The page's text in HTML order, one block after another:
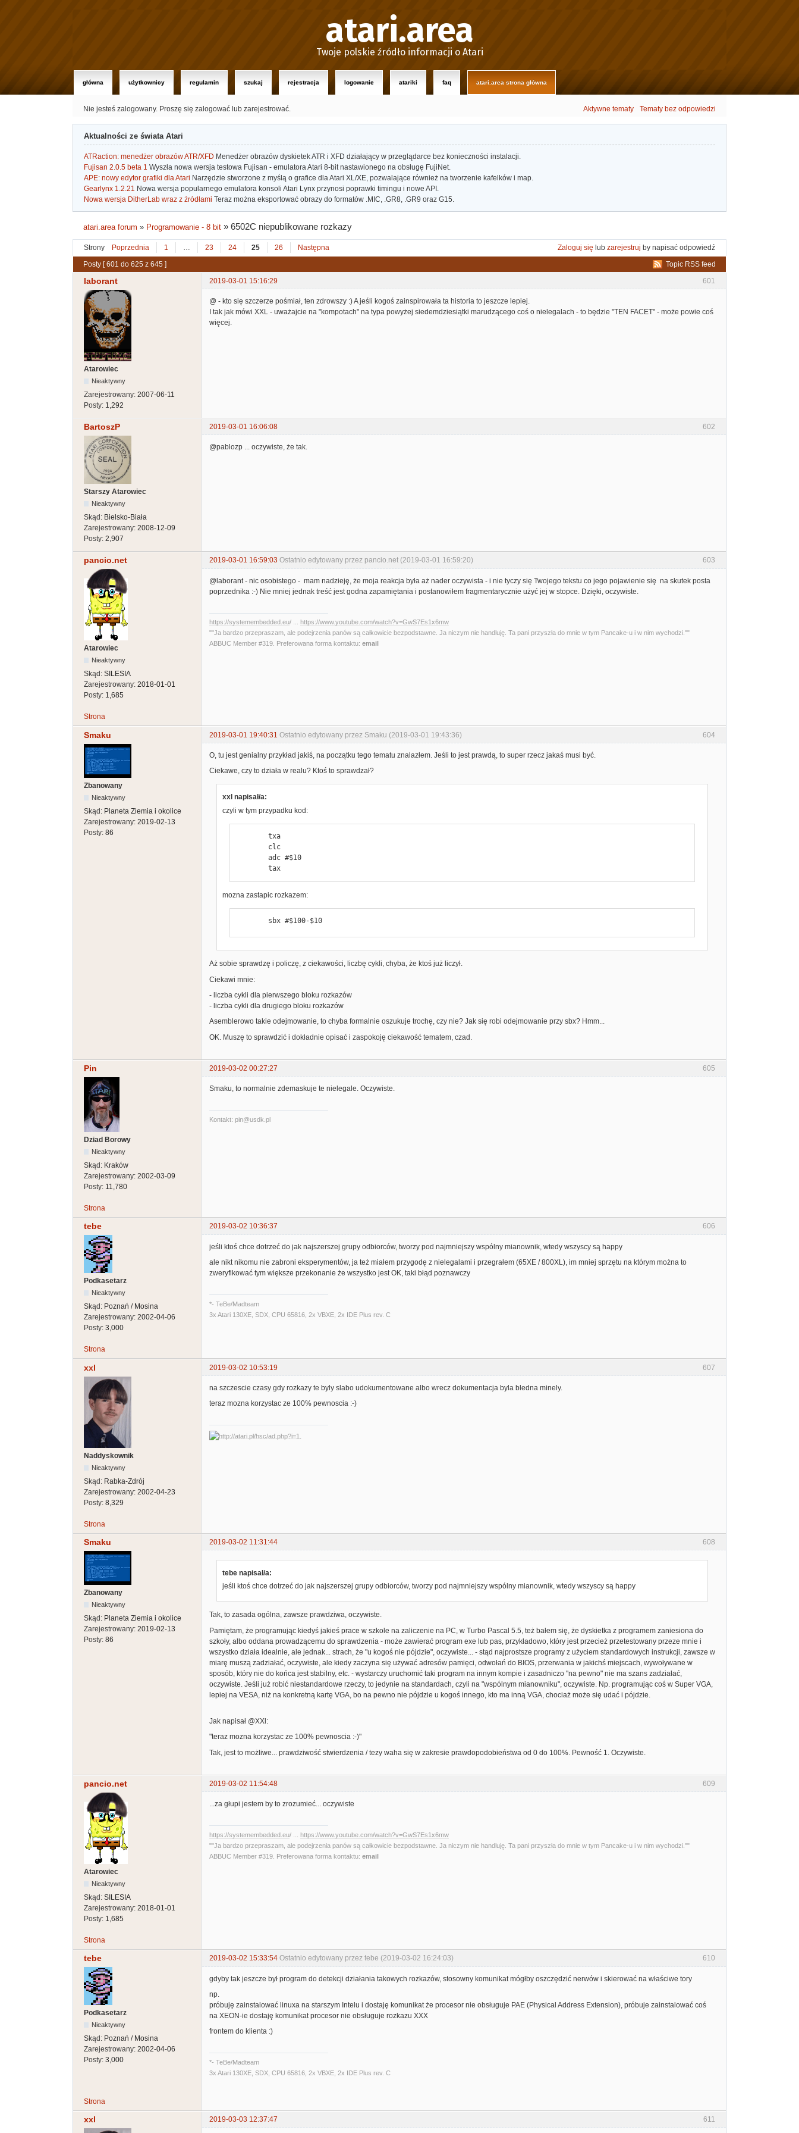
atari.area
Twoje polskie źródło informacji o Atari
główna użytkownicy regulamin szukaj rejestracja logowanie atariki faq atari.area strona główna
Nie jesteś zalogowany. Proszę się zalogować lub zarejestrować. Aktywne tematy Tematy bez odpowiedzi
Aktualności ze świata Atari
ATRaction: menedżer obrazów ATR/XFD Menedżer obrazów dyskietek ATR i XFD działający w przeglądarce bez konieczności instalacji.
Fujisan 2.0.5 beta 1 Wyszła nowa wersja testowa Fujisan - emulatora Atari 8-bit nastawionego na obsługę FujiNet.
APE: nowy edytor grafiki dla Atari Narzędzie stworzone z myślą o grafice dla Atari XL/XE, pozwalające również na tworzenie kafelków i map.
Gearlynx 1.2.21 Nowa wersja popularnego emulatora konsoli Atari Lynx przynosi poprawki timingu i nowe API.
Nowa wersja DitherLab wraz z źródłami Teraz można eksportować obrazy do formatów .MIC, .GR8, .GR9 oraz G15.
atari.area forum » Programowanie - 8 bit »6502C niepublikowane rozkazy
Strony Poprzednia 1 … 23 24 25 26 Następna Zaloguj się lub zarejestruj by napisać odpowiedź
Topic RSS feed
Posty [ 601 do 625 z 645 ]
601
laborant 2019-03-01 15:16:29
Atarowiec
Nieaktywny
Zarejestrowany: 2007-06-11
Posty: 1,292
@ - kto się szczerze pośmiał, ten zdrowszy :) A jeśli kogoś zainspirowała ta historia to jeszcze lepiej.
I tak jak mówi XXL - uważajcie na "kompotach" na typa powyżej siedemdziesiątki marudzącego coś o nielegalach - to będzie "TEN FACET" - może powie coś
więcej.
602
BartoszP 2019-03-01 16:06:08
Starszy Atarowiec
Nieaktywny
Skąd: Bielsko-Biała
Zarejestrowany: 2008-12-09
Posty: 2,907
@pablozp ... oczywiste, że tak.
603
pancio.net 2019-03-01 16:59:03 Ostatnio edytowany przez pancio.net (2019-03-01 16:59:20)
Atarowiec
Nieaktywny
Skąd: SILESIA
Zarejestrowany: 2018-01-01
Posty: 1,685
@laborant - nic osobistego - mam nadzieję, że moja reakcja była aż nader oczywista - i nie tyczy się Twojego tekstu co jego pojawienie się na skutek posta
poprzednika :-) Nie mniej jednak treść jest godna zapamiętania i postanowiłem fragmentarycznie użyć jej w stopce. Dzięki, oczywiste.
https://systemembedded.eu/ ...
https://www.youtube.com/watch?v=GwS7Es1x6mw
""Ja bardzo przepraszam, ale podejrzenia panów są całkowicie bezpodstawne. Ja niczym nie handluję. Ta pani przyszła do mnie w tym Pancake-u i w nim wychodzi.""
ABBUC Member #319. Preferowana forma kontaktu: email
Strona
604
Smaku 2019-03-01 19:40:31 Ostatnio edytowany przez Smaku (2019-03-01 19:43:36)
Zbanowany
Nieaktywny
Skąd: Planeta Ziemia i okolice
Zarejestrowany: 2019-02-13
Posty: 86
O, tu jest genialny przykład jakiś, na początku tego tematu znalazłem. Jeśli to jest prawdą, to super rzecz jakaś musi być.
Ciekawe, czy to działa w realu? Ktoś to sprawdzał?
xxl napisał/a:
czyli w tym przypadku kod:
        txa
        adc #$10
        tax
mozna zastapic rozkazem:
        sbx #$100-$10
Aż sobie sprawdzę i policzę, z ciekawości, liczbę cykli, chyba, że ktoś już liczył.
Ciekawi mnie:
- liczba cykli dla pierwszego bloku rozkazów
- liczba cykli dla drugiego bloku rozkazów
Asemblerowo takie odejmowanie, to chyba formalnie oszukuje trochę, czy nie? Jak się robi odejmowanie przy sbx? Hmm...
OK. Muszę to sprawdzić i dokładnie opisać i zaspokoję ciekawość tematem, czad.
605
Pin 2019-03-02 00:27:27
Dziad Borowy
Nieaktywny
Skąd: Kraków
Zarejestrowany: 2002-03-09
Posty: 11,780
Smaku, to normalnie zdemaskuje te nielegale. Oczywiste.
Kontakt: pin@usdk.pl
Strona
606
tebe 2019-03-02 10:36:37
Podkasetarz
Nieaktywny
Skąd: Poznań / Mosina
Zarejestrowany: 2002-04-06
Posty: 3,000
jeśli ktoś chce dotrzeć do jak najszerszej grupy odbiorców, tworzy pod najmniejszy wspólny mianownik, wtedy wszyscy są happy
ale nikt nikomu nie zabroni eksperymentów, ja też miałem przygodę z nielegalami i przegrałem (65XE / 800XL), im mniej sprzętu na którym można to
zweryfikować tym większe przekonanie że wszystko jest OK, taki błąd poznawczy
*- TeBe/Madteam
3x Atari 130XE, SDX, CPU 65816, 2x VBXE, 2x IDE Plus rev. C
Strona
607
xxl 2019-03-02 10:53:19
Naddyskownik
Nieaktywny
Skąd: Rabka-Zdrój
Zarejestrowany: 2002-04-23
Posty: 8,329
na szczescie czasy gdy rozkazy te byly slabo udokumentowane albo wrecz dokumentacja byla bledna minely.
teraz mozna korzystac ze 100% pewnoscia :-)
Strona
608
Smaku 2019-03-02 11:31:44
Zbanowany
Nieaktywny
Skąd: Planeta Ziemia i okolice
Zarejestrowany: 2019-02-13
Posty: 86
tebe napisał/a:
jeśli ktoś chce dotrzeć do jak najszerszej grupy odbiorców, tworzy pod najmniejszy wspólny mianownik, wtedy wszyscy są happy
Tak, to zasada ogólna, zawsze prawdziwa, oczywiste.
Pamiętam, że programując kiedyś jakieś prace w szkole na zaliczenie na PC, w Turbo Pascal 5.5, też bałem się, że dyskietka z programem zaniesiona do
szkoły, albo oddana prowadzącemu do sprawdzenia - może zawierać program exe lub pas, przykładowo, który jest przecież przetestowany przeze mnie i
wszystko działa idealnie, ale jednak... strach, że "u kogoś nie pójdzie", oczywiste... - stąd najprostsze programy z użyciem standardowych instrukcji, zawsze w
miarę muszą zadziałać, oczywiste, ale kiedy zaczyna się używać adresów pamięci, odwołań do BIOS, przerwania w jakichś miejscach, wywoływane w
sposób, który nie do końca jest stabilny, etc. - wystarczy uruchomić taki program na innym kompie i zasadniczo "na pewno" nie ma szans zadziałać,
oczywiste. Jeśli już robić niestandardowe rzeczy, to jedynie na standardach, czyli na "wspólnym mianowniku", oczywiste. Np. programując coś w Super VGA,
lepiej na VESA, niż na konkretną kartę VGA, bo na pewno nie pójdzie u kogoś innego, kto ma inną VGA, chociaż może się udać i pójdzie.
Jak napisał @XXl:
"teraz mozna korzystac ze 100% pewnoscia :-)"
Tak, jest to możliwe... prawdziwość stwierdzenia / tezy waha się w zakresie prawdopodobieństwa od 0 do 100%. Pewność 1. Oczywiste.
609
pancio.net 2019-03-02 11:54:48
Atarowiec
Nieaktywny
Skąd: SILESIA
Zarejestrowany: 2018-01-01
Posty: 1,685
...za głupi jestem by to zrozumieć... oczywiste
https://systemembedded.eu/ ... https://www.youtube.com/watch?v=GwS7Es1x6mw
""Ja bardzo przepraszam, ale podejrzenia panów są całkowicie bezpodstawne. Ja niczym nie handluję. Ta pani przyszła do mnie w tym Pancake-u i w nim wychodzi.""
ABBUC Member #319. Preferowana forma kontaktu: email
Strona
610
tebe 2019-03-02 15:33:54 Ostatnio edytowany przez tebe (2019-03-02 16:24:03)
Podkasetarz
Nieaktywny
Skąd: Poznań / Mosina
Zarejestrowany: 2002-04-06
Posty: 3,000
gdyby tak jeszcze był program do detekcji działania takowych rozkazów, stosowny komunikat mógłby oszczędzić nerwów i skierować na właściwe tory
np.
próbuję zainstalować linuxa na starszym Intelu i dostaję komunikat że procesor nie obsługuje PAE (Physical Address Extension), próbuje zainstalować coś
na XEON-ie dostaję komunikat procesor nie obsługuje rozkazu XXX
frontem do klienta :)
*- TeBe/Madteam
3x Atari 130XE, SDX, CPU 65816, 2x VBXE, 2x IDE Plus rev. C
Strona
611
xxl 2019-03-03 12:37:47